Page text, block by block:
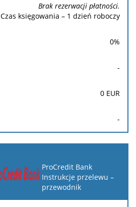
Brak rezerwacji płatności.
Czas księgowania – 1 dzień roboczy
0%
-
0 EUR
-
ProCredit Bank
Instrukcje przelewu –
przewodnik